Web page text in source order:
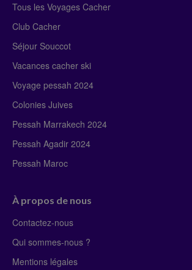
Tous les Voyages Cacher
Club Cacher
Séjour Souccot
Vacances cacher ski
Voyage pessah 2024
Colonies Juives
Pessah Marrakech 2024
Pessah Agadir 2024
Pessah Maroc
À propos de nous
Contactez-nous
Qui sommes-nous ?
Mentions légales